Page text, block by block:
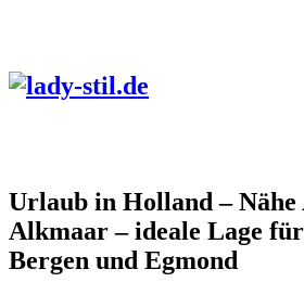
Urlaub in Holland – Nähe
Alkmaar – ideale Lage
Bergen und Egmond